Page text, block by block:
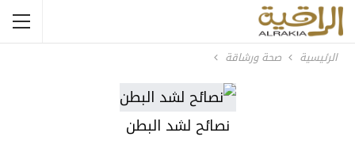
الرئيسية صحة ورشاقة
نصائح لشد البطن